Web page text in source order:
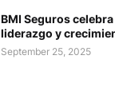
BMI Seguros
liderazgo y
September 25, 2025